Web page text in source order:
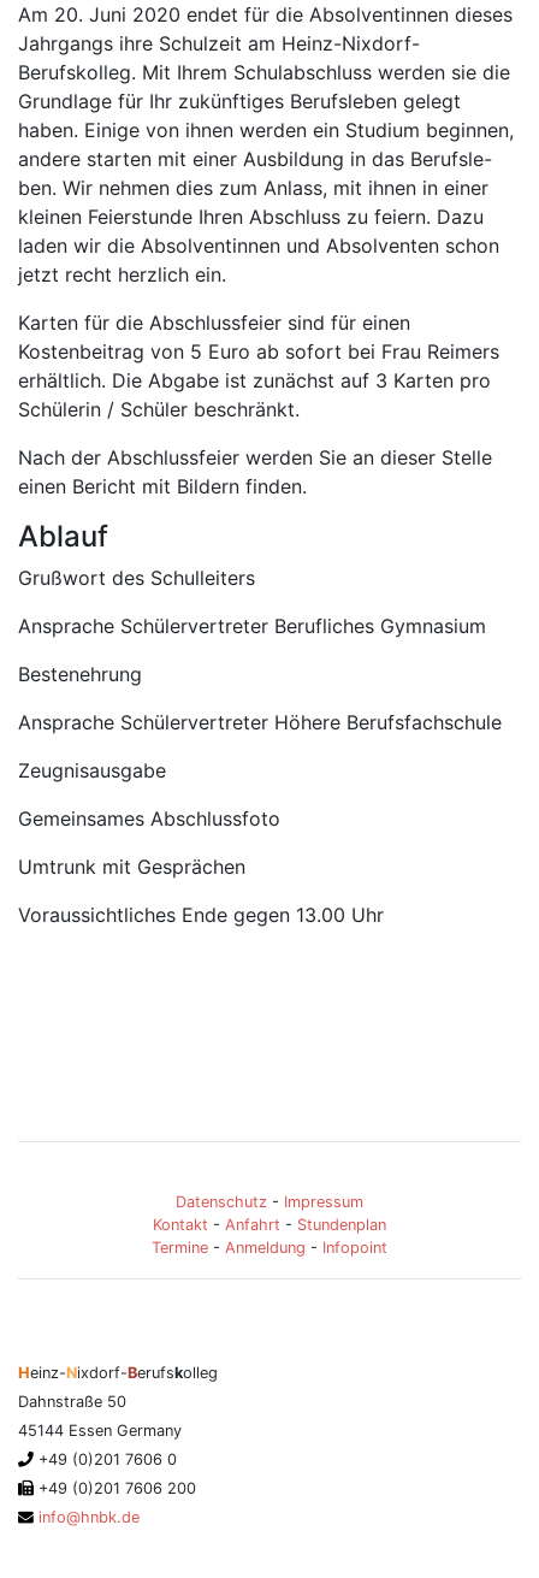
Am 20. Juni 2020 endet für die Absolventinnen dieses
Jahrgangs ihre Schulzeit am Heinz-Nixdorf-
Berufskolleg. Mit Ihrem Schulabschluss werden sie die
Grundlage für Ihr zukünftiges Berufsleben gelegt
haben. Einige von ihnen werden ein Studium beginnen,
andere starten mit einer Ausbildung in das Berufsle-
ben. Wir nehmen dies zum Anlass, mit ihnen in einer
kleinen Feierstunde Ihren Abschluss zu feiern. Dazu
laden wir die Absolventinnen und Absolventen schon
jetzt recht herzlich ein.
Karten für die Abschlussfeier sind für einen
Kostenbeitrag von 5 Euro ab sofort bei Frau Reimers
erhältlich. Die Abgabe ist zunächst auf 3 Karten pro
Schülerin / Schüler beschränkt.
Nach der Abschlussfeier werden Sie an dieser Stelle
einen Bericht mit Bildern finden.
Ablauf
Grußwort des Schulleiters
Ansprache Schülervertreter Berufliches Gymnasium
Bestenehrung
Ansprache Schülervertreter Höhere Berufsfachschule
Zeugnisausgabe
Gemeinsames Abschlussfoto
Umtrunk mit Gesprächen
Voraussichtliches Ende gegen 13.00 Uhr
Datenschutz - Impressum
Kontakt - Anfahrt - Stundenplan
Termine - Anmeldung - Infopoint
Heinz-Nixdorf-Berufskolleg
Dahnstraße 50
45144 Essen Germany
+49 (0)201 7606 0
+49 (0)201 7606 200
info@hnbk.de